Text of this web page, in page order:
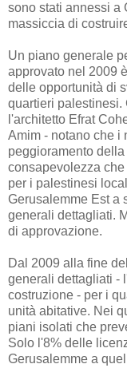
sono stati annessi a
massiccia di
Un piano generale
approvato nel 2009
delle opportunità di
quartieri palestinesi.
l'architetto Efrat
Amim - notano che i
peggioramento
consapevolezza
per i palestinesi
Gerusalemme Est a
generali dettagliati.
di approvazione.
Dal 2009 alla fine
generali dettagliati -
costruzione - per i
unità abitative. Nei
piani isolati che
Solo l'8% delle
Gerusalemme a